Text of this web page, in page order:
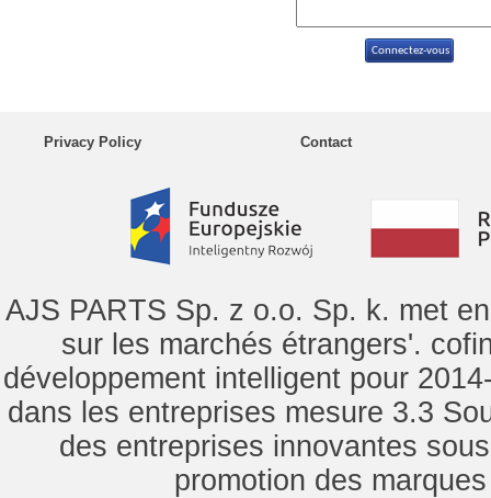
Privacy Policy Contact
AJS PARTS Sp. z o.o. Sp. k. met
sur les marchés étrangers'.
développement intelligent pour
dans les entreprises mesure 3.3
des entreprises innovantes
promotion des